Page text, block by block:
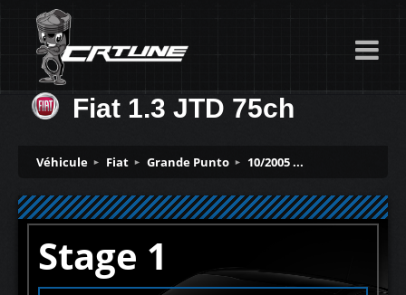
Fiat 1.3 JTD 75ch
Véhicule Fiat Grande Punto 10/2005 ...
Stage 1